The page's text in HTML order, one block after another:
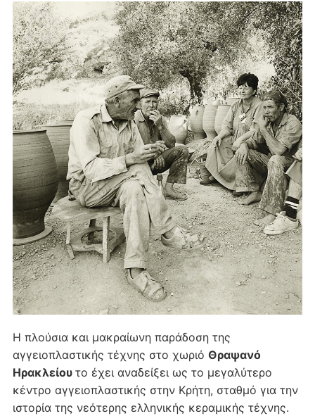
Η πλούσια και μακραίωνη παράδοση της
αγγειοπλαστικής τέχνης στο χωριό Θραψανό
Ηρακλείου το έχει αναδείξει ως το μεγαλύτερο
κέντρο αγγειοπλαστικής στην Κρήτη, σταθμό για την
ιστορία της νεότερης ελληνικής κεραμικής τέχνης.